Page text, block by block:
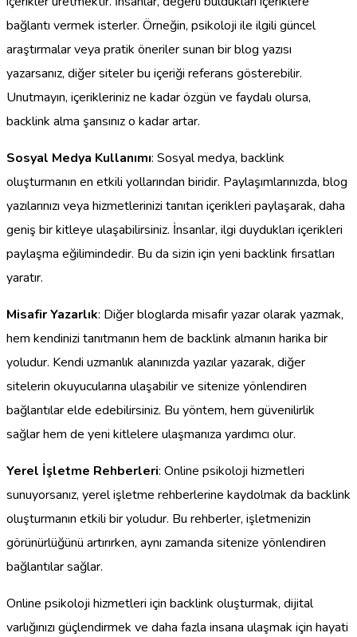
bağlantı vermek isterler. Örneğin, psikoloji ile ilgili güncel
araştırmalar veya pratik öneriler sunan bir blog yazısı
yazarsanız, diğer siteler bu içeriği referans gösterebilir.
Unutmayın, içerikleriniz ne kadar özgün ve faydalı olursa,
backlink alma şansınız o kadar artar.
Sosyal Medya Kullanımı: Sosyal medya, backlink
oluşturmanın en etkili yollarından biridir. Paylaşımlarınızda, blog
yazılarınızı veya hizmetlerinizi tanıtan içerikleri paylaşarak, daha
geniş bir kitleye ulaşabilirsiniz. İnsanlar, ilgi duydukları içerikleri
paylaşma eğilimindedir. Bu da sizin için yeni backlink fırsatları
yaratır.
Misafir Yazarlık: Diğer bloglarda misafir yazar olarak yazmak,
hem kendinizi tanıtmanın hem de backlink almanın harika bir
yoludur. Kendi uzmanlık alanınızda yazılar yazarak, diğer
sitelerin okuyucularına ulaşabilir ve sitenize yönlendiren
bağlantılar elde edebilirsiniz. Bu yöntem, hem güvenilirlik
sağlar hem de yeni kitlelere ulaşmanıza yardımcı olur.
Yerel İşletme Rehberleri: Online psikoloji hizmetleri
sunuyorsanız, yerel işletme rehberlerine kaydolmak da backlink
oluşturmanın etkili bir yoludur. Bu rehberler, işletmenizin
görünürlüğünü artırırken, aynı zamanda sitenize yönlendiren
bağlantılar sağlar.
Online psikoloji hizmetleri için backlink oluşturmak, dijital
varlığınızı güçlendirmek ve daha fazla insana ulaşmak için hayati